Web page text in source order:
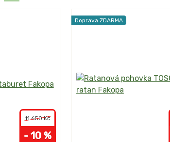
11 650 Kč
- 10 %
Doprava ZDARMA